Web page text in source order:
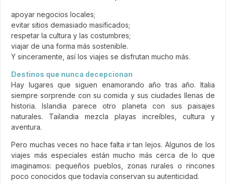
apoyar negocios locales;
evitar sitios demasiado masificados;
respetar la cultura y las costumbres;
viajar de una forma más sostenible.
Y sinceramente, así los viajes se disfrutan mucho más.
Destinos que nunca decepcionan
Hay lugares que siguen enamorando año tras año. Italia
siempre sorprende con su comida y sus ciudades llenas de
historia. Islandia parece otro planeta con sus paisajes
naturales. Tailandia mezcla playas increíbles, cultura y
aventura.
Pero muchas veces no hace falta ir tan lejos. Algunos de los
viajes más especiales están mucho más cerca de lo que
imaginamos: pequeños pueblos, zonas rurales o rincones
poco conocidos que todavía conservan su autenticidad.